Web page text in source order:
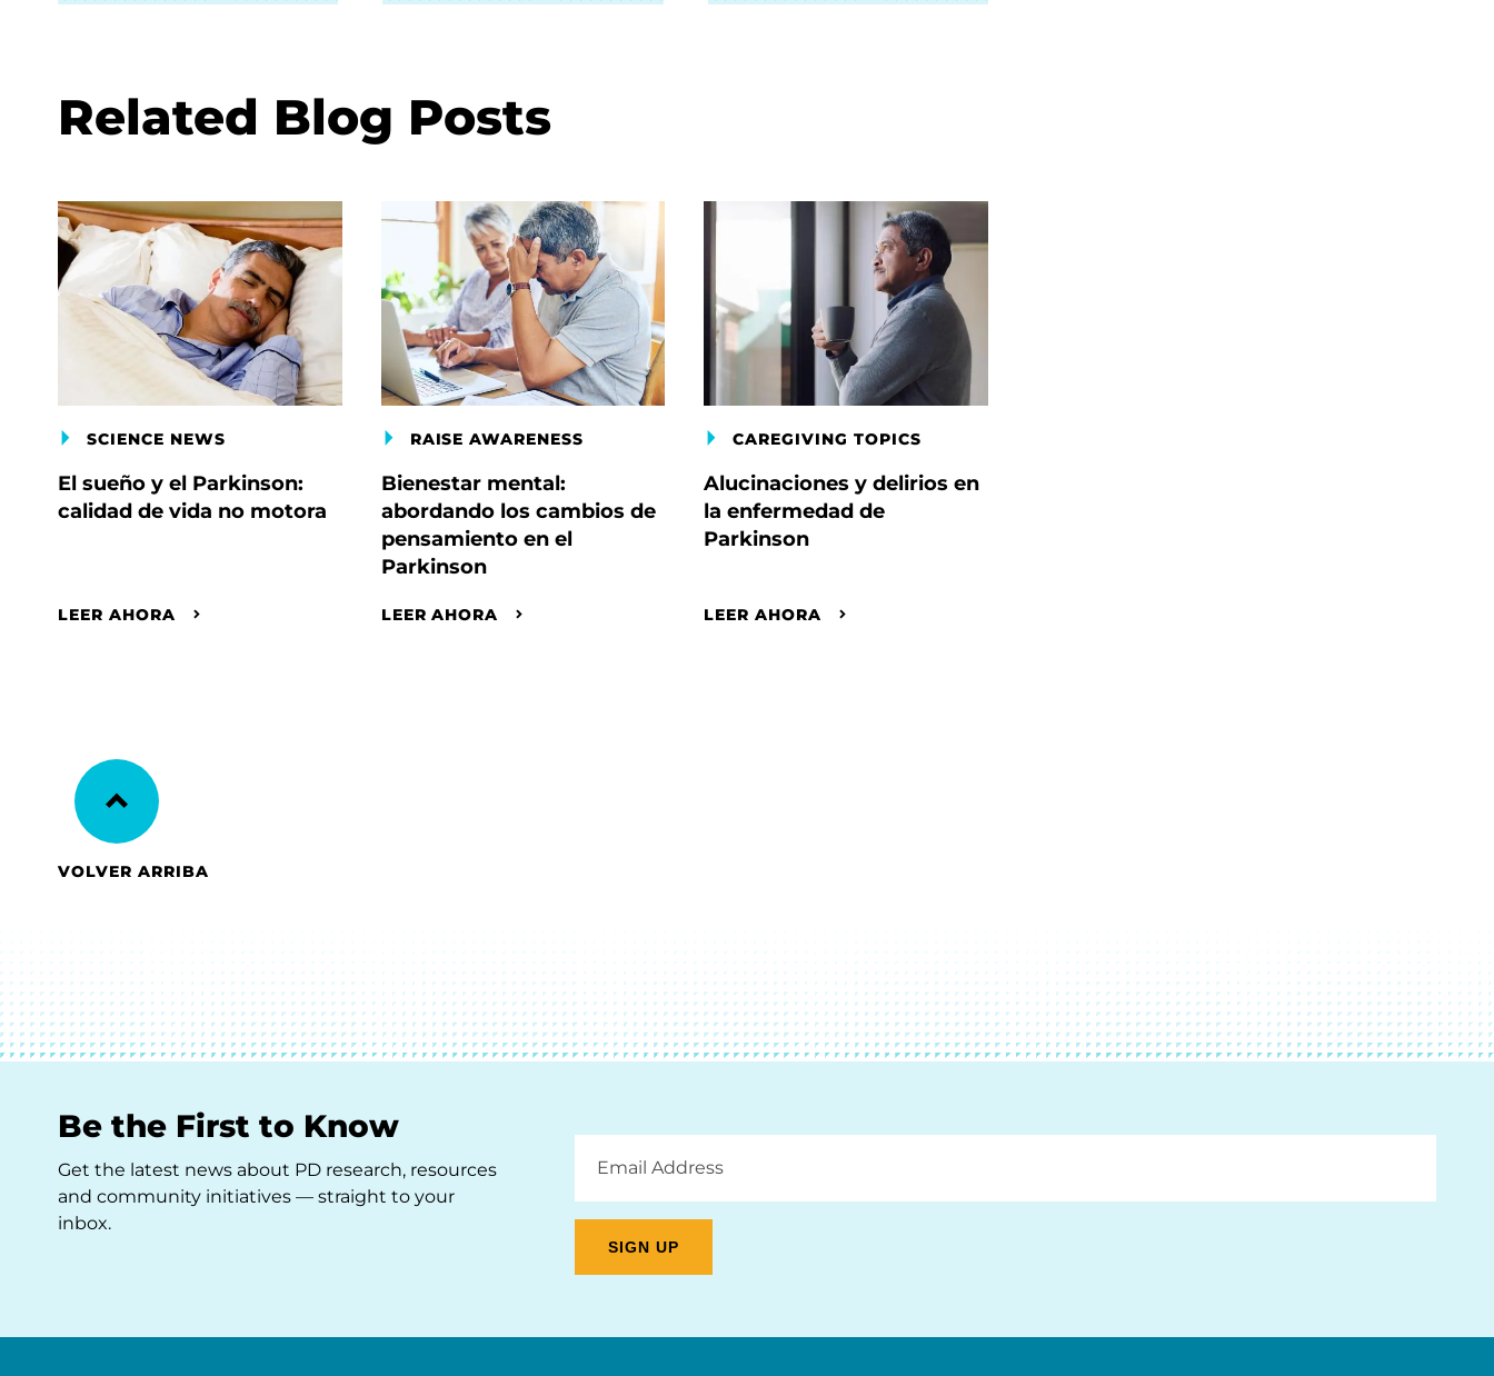
Related Blog Posts
SCIENCE NEWS
El sueño y el Parkinson:
calidad de vida no motora
LEER AHORA
RAISE AWARENESS
Bienestar mental:
abordando los cambios de
pensamiento en el
Parkinson
LEER AHORA
CAREGIVING TOPICS
Alucinaciones y delirios en
la enfermedad de
Parkinson
LEER AHORA
VOLVER ARRIBA
Be the First to Know
Get the latest news about PD research, resources
and community initiatives — straight to your
inbox.
Address